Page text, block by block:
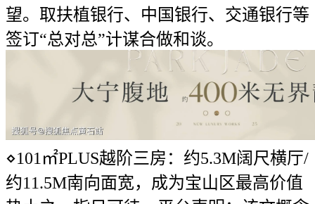
望。取扶植银行、中国银行、交通银行等
签订“总对总”计谋合做和谈。
⋄101㎡PLUS越阶三房：约5.3M阔尺横厅/
约11.5M南向面宽，成为宝山区最高价值